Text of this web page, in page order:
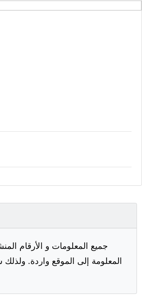
جميع المعلومات و الأرقام
المعلومة إلى الموقع واردة.